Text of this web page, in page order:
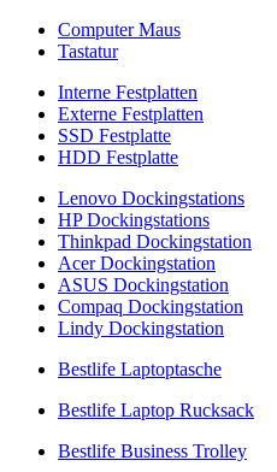
Computer Maus
Tastatur
Interne Festplatten
Externe Festplatten
SSD Festplatte
HDD Festplatte
Lenovo Dockingstations
HP Dockingstations
Thinkpad Dockingstation
Acer Dockingstation
ASUS Dockingstation
Compaq Dockingstation
Lindy Dockingstation
Bestlife Laptoptasche
Bestlife Laptop Rucksack
Bestlife Business Trolley